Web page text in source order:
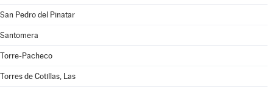
San Pedro del Pinatar
Santomera
Torre-Pacheco
Torres de Cotillas, Las